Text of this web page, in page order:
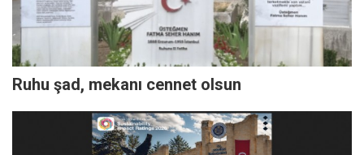
Ruhu şad, mekanı cennet olsun